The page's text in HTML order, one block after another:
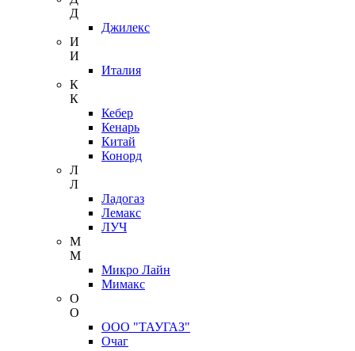
Д
Джилекс
И
И
Италия
К
К
Кебер
Кенарь
Китай
Конорд
Л
Л
Ладогаз
Лемакс
ЛУЧ
М
М
Микро Лайн
Мимакс
О
О
ООО "ТАУГАЗ"
Очаг